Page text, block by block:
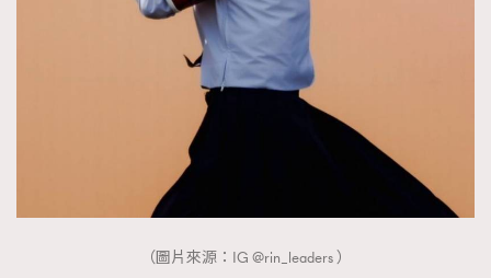
（圖片來源：IG @rin_leaders ）